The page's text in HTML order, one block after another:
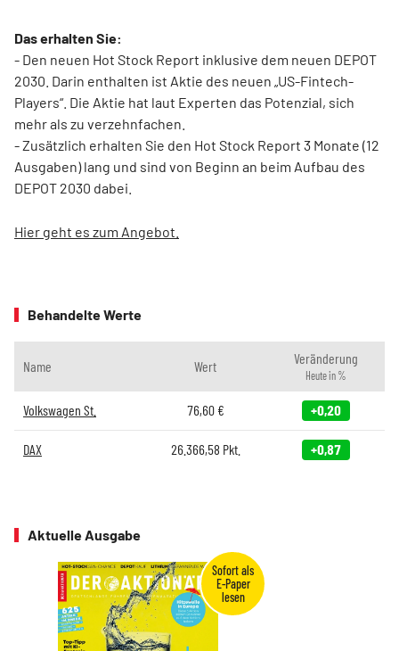
Das erhalten Sie:
- Den neuen Hot Stock Report inklusive dem neuen DEPOT
2030. Darin enthalten ist Aktie des neuen „US-Fintech-
Players“. Die Aktie hat laut Experten das Potenzial, sich
mehr als zu verzehnfachen.
- Zusätzlich erhalten Sie den Hot Stock Report 3 Monate (12
Ausgaben) lang und sind von Beginn an beim Aufbau des
DEPOT 2030 dabei.
Hier geht es zum Angebot.
Behandelte Werte
Name Wert Veränderung
Heute in %
Volkswagen St. 76,60€ +0,20
DAX 26.366,58 Pkt. +0,87
Aktuelle Ausgabe